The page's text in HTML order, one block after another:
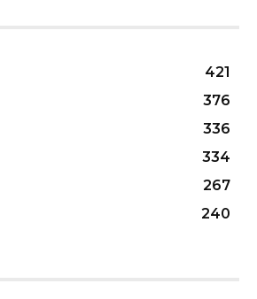
421
376
336
334
267
240